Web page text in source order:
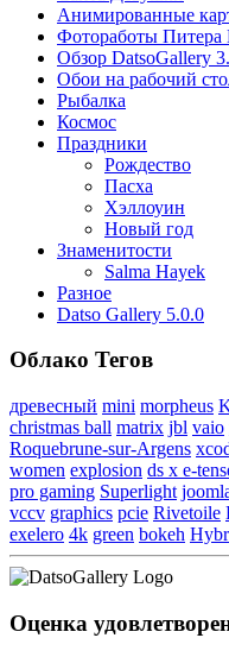
Aнимированные
Фотоработы Питера
Обзор DatsoGallery
Обои на рабочий
Рыбалка
Космос
Праздники
Рождество
Пасха
Хэллоуин
Новый год
Знаменитости
Salma Hayek
Разное
Datso Gallery 5.0.0
Облако Тегов
древесный mini morpheus
christmas ball matrix jbl vaio
Roquebrune-sur-Argens
women explosion ds x e-
pro gaming Superlight
vccv graphics pcie Rivetoile
exelero 4k green bokeh
Оценка